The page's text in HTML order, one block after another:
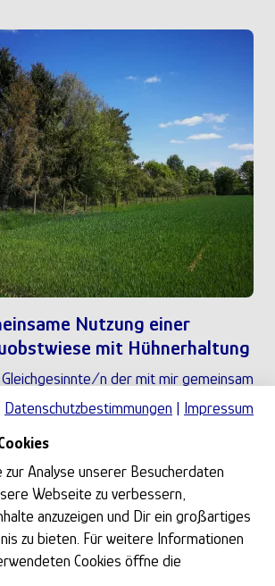
Nutzung einer
mit Hühnerhaltung
n der mit mir gemeinsam
Datenschutzbestimmungen | Impressum
zur Analyse unserer Besucherdaten
Webseite zu verbessern,
anzuzeigen und Dir ein großartiges
zu bieten. Für weitere Informationen
Cookies öffne die